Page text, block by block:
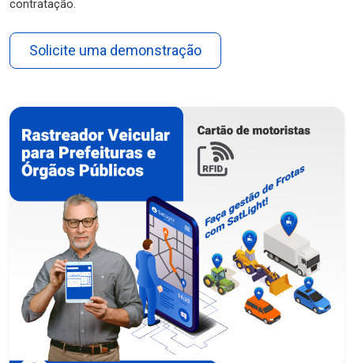
contratação.
Solicite uma demonstração